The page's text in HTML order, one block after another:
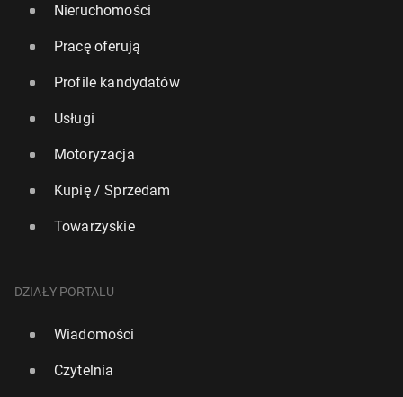
Nieruchomości
Pracę oferują
Profile kandydatów
Usługi
Motoryzacja
Kupię / Sprzedam
Towarzyskie
DZIAŁY PORTALU
Wiadomości
Czytelnia